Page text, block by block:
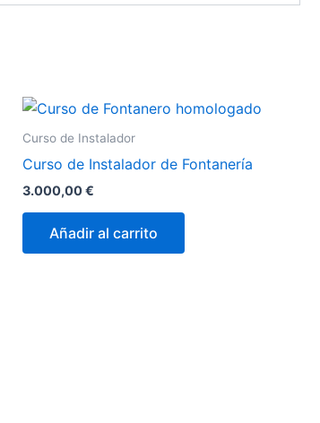
Curso de Instalador
Curso de Instalador de Fontanería
3.000,00€
Añadir al carrito